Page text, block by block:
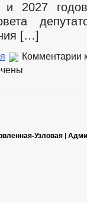
2027
[…]
Комментарии
Узловая |